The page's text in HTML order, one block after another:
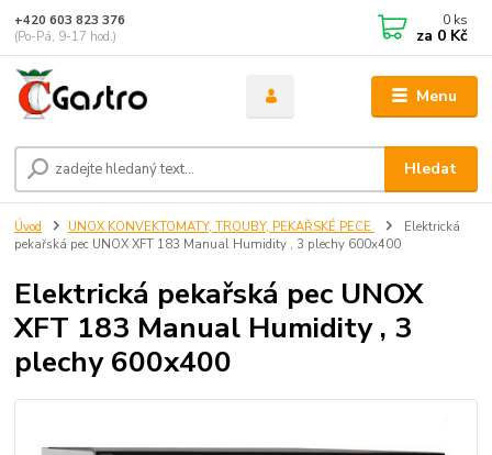
Menu
Hledat
+420 603 823 376
(Po-Pá, 9-17 hod.)
0 ks
za 0 Kč
Úvod UNOX KONVEKTOMATY, TROUBY, PEKAŘSKÉ PECE
Elektrická
pekařská pec UNOX XFT 183 Manual Humidity , 3 plechy 600x400
Elektrická pekařská pec UNOX
XFT 183 Manual Humidity , 3
plechy 600x400